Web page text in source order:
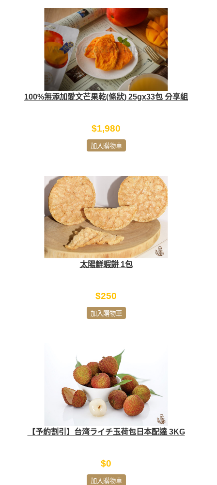
100%無添加愛文芒果乾(條狀) 25gx33包 分享組
$1,980
加入購物車
太陽鮮蝦餅 1包
$250
加入購物車
【予約割引】台湾ライチ玉荷包日本配達 3KG
$0
加入購物車